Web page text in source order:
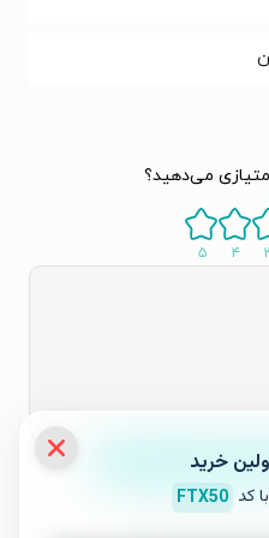
می‌دهید؟
۴ ۵
کد FTX50